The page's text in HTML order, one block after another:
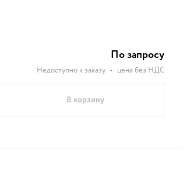
По запросу
Недоступно к заказу • цена без НДС
В корзину